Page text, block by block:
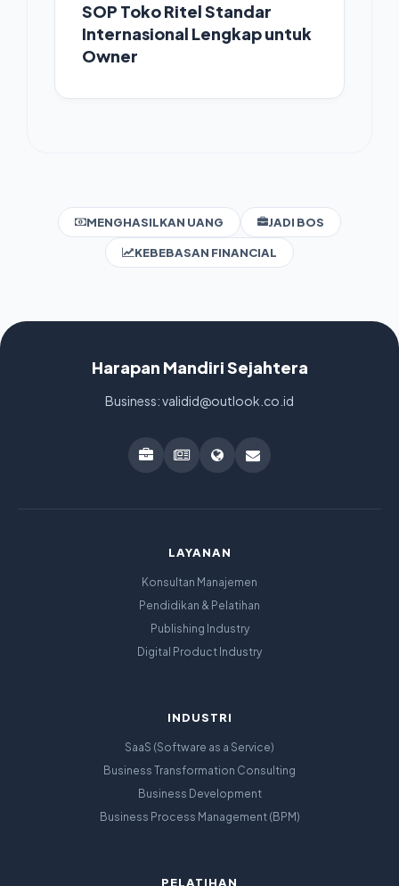
SOP Toko Ritel Standar
Internasional Lengkap untuk
Owner
MENGHASILKAN UANG JADI BOS
KEBEBASAN FINANCIAL
Harapan Mandiri Sejahtera
Business: validid@outlook.co.id
LAYANAN
Konsultan Manajemen
Pendidikan & Pelatihan
Publishing Industry
Digital Product Industry
INDUSTRI
SaaS (Software as a Service)
Business Transformation Consulting
Business Development
Business Process Management (BPM)
PELATIHAN